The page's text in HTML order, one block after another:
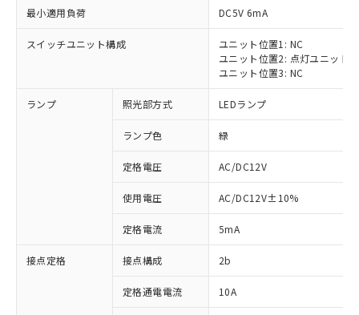
最小適用負荷 DC5V 6mA
スイッチユニット構成
ユニット位置1: NC
ユニット位置2: 点灯ユニット
ユニット位置3: NC
ランプ 照光部方式 LEDランプ
ランプ色 緑
定格電圧 AC/DC12V
使用電圧 AC/DC12V±10%
定格電流 5mA
接点定格 接点構成 2b
定格通電電流 10A
ご利用条件
※1 対応状況
対応済み：EU RoHS指令（10物質）の
非含有に対応した製品が提供可能な商品で
す。
対応予定：EU RoHS指令（10物質）の非含
有に対応した製品に切り替える予定のある